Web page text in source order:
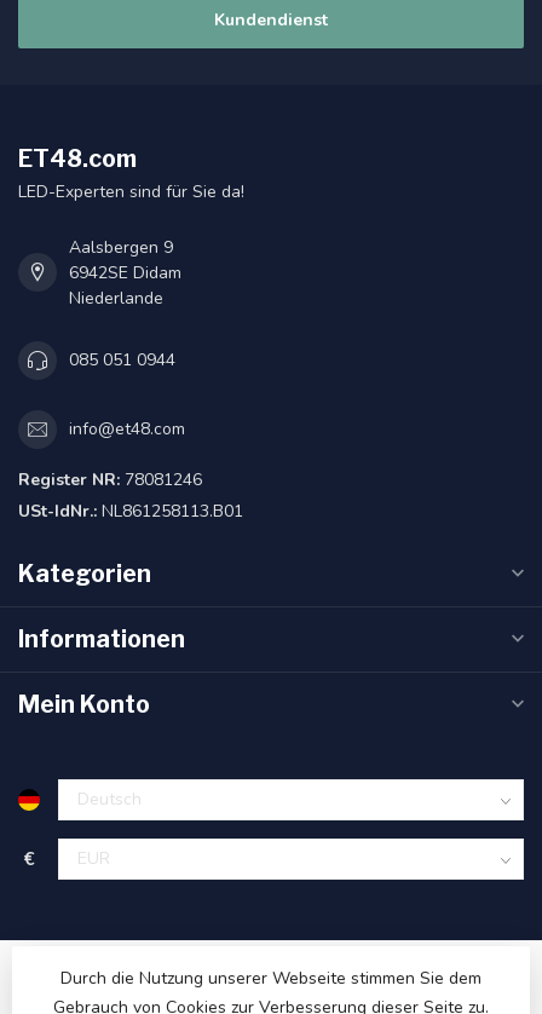
Kundendienst
ET48.com
LED-Experten sind für Sie da!
Aalsbergen 9
6942SE Didam
Niederlande
085 051 0944
info@et48.com
Register NR: 78081246
USt-IdNr.: NL861258113.B01
Kategorien
Informationen
Mein Konto
€
Durch die Nutzung unserer Webseite stimmen Sie dem
Gebrauch von Cookies zur Verbesserung dieser Seite zu.